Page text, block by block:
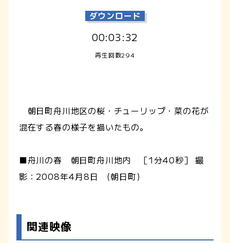
ダウンロード
00:03:32
再生回数294
朝日町舟川地区の桜・チューリップ・菜の花が
混在する春の様子を描いたもの。
■舟川の春 朝日町舟川地内 ［1分40秒］ 撮
影：2008年4月8日 (朝日町)
関連映像